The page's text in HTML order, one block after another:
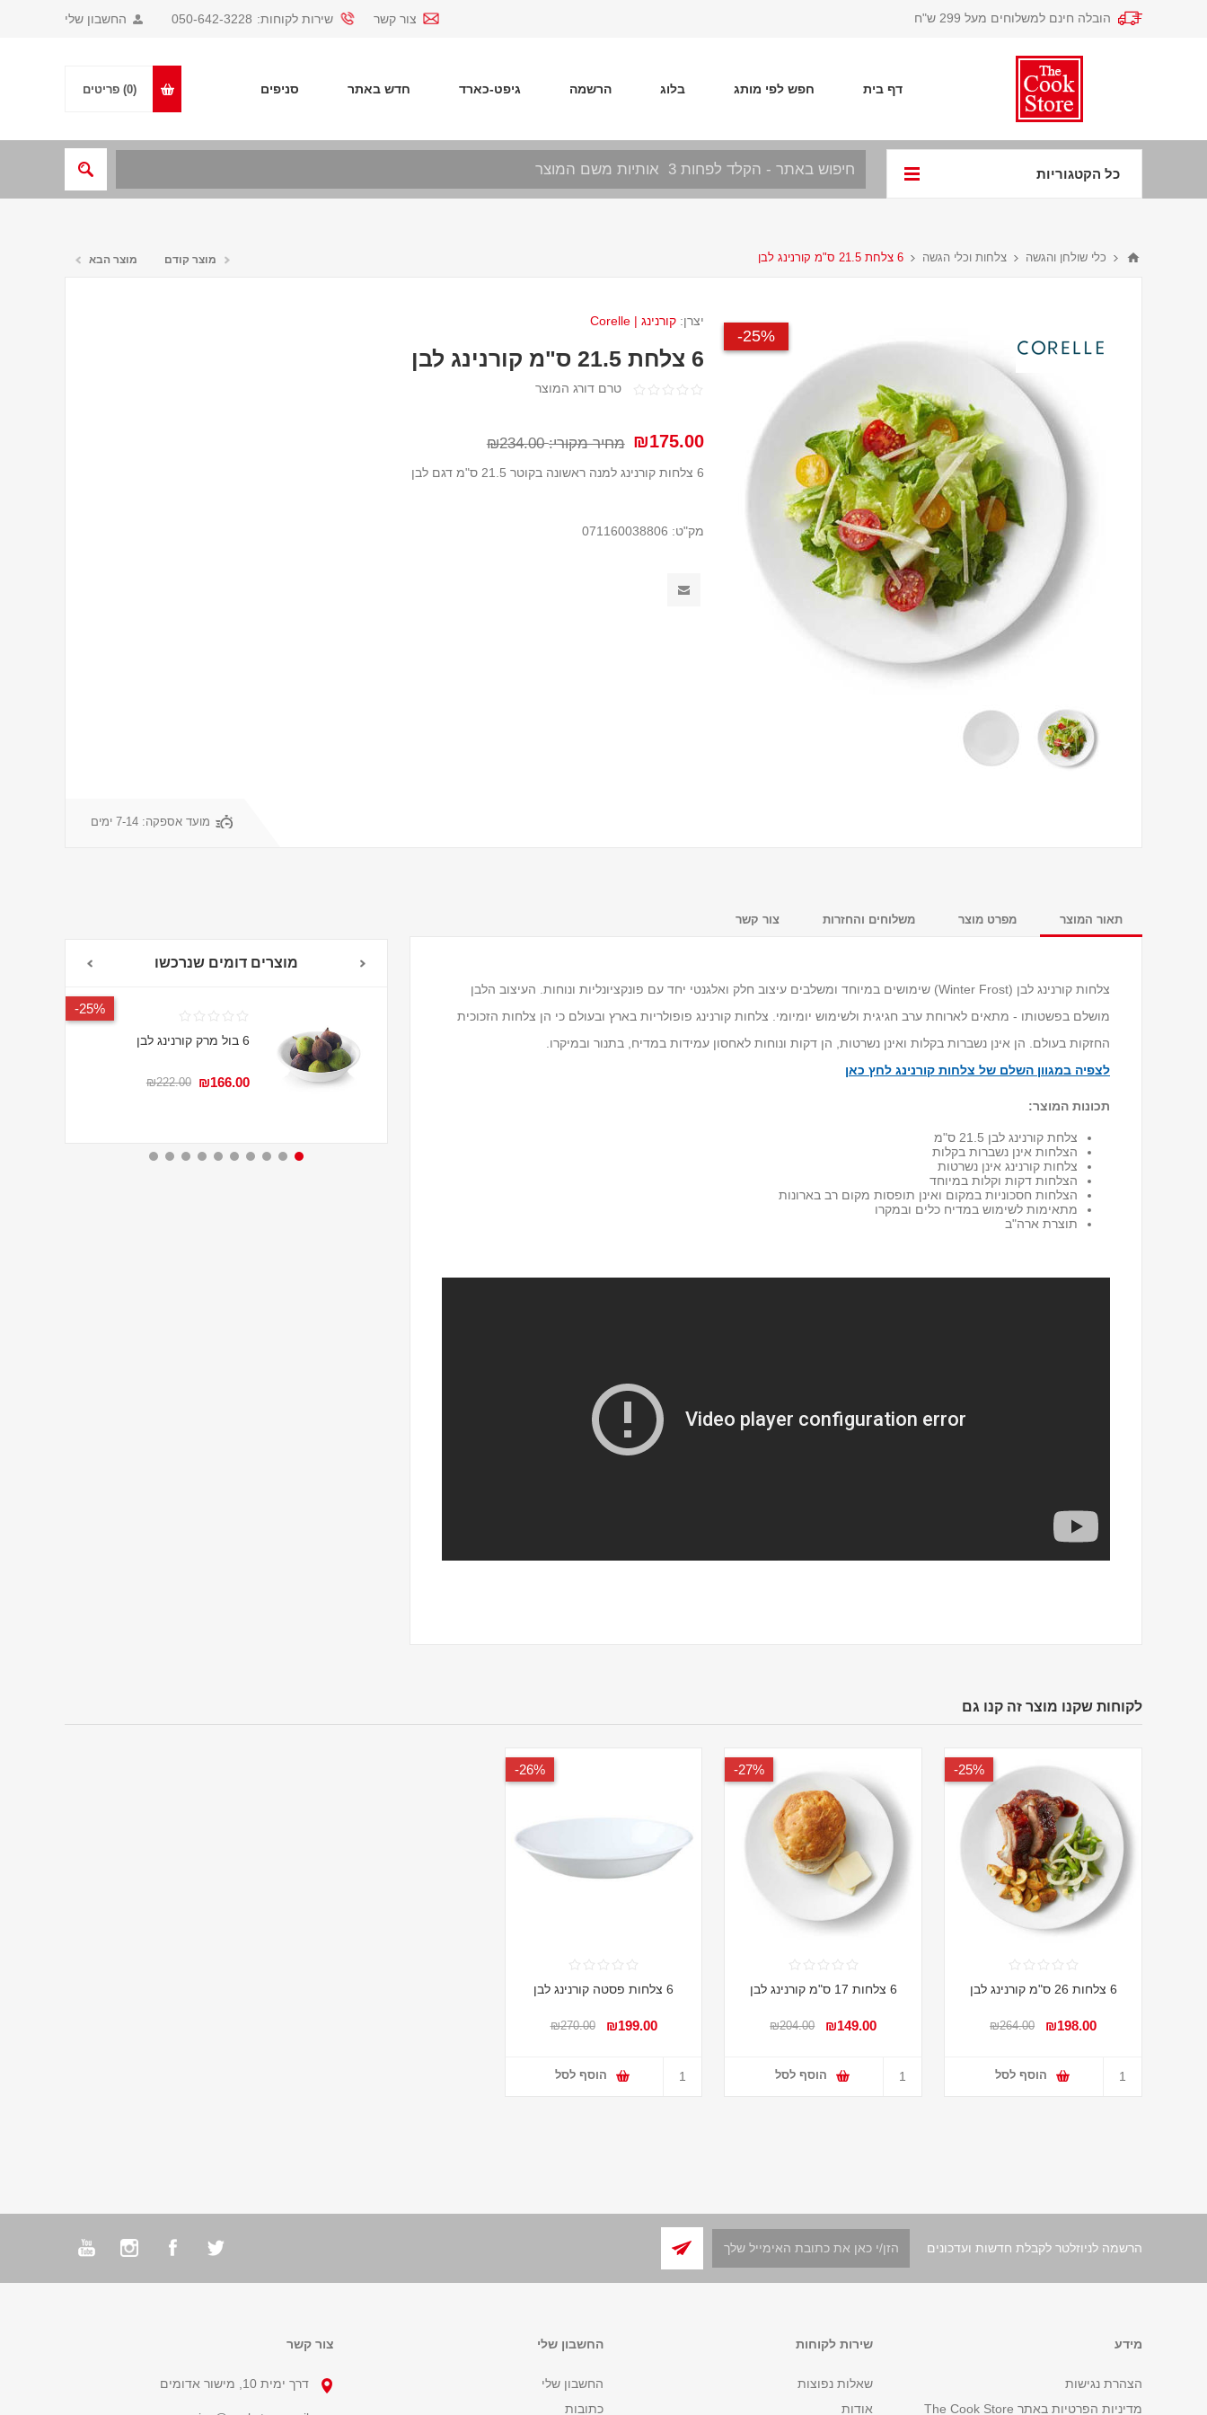
החשבון שלי צור קשר שירות לקוחות: 050-642-3228 הובלה חינם למשלוחים מעל 299 ש"ח
דף בית חפש לפי מותג בלוג הרשמה גיפט-כארד חדש באתר סניפים (0) פריטים
כל הקטגוריות
כלי שולחן והגשה צלחות וכלי הגשה 6 צלחת 21.5 ס"מ קורנינג לבן מוצר קודם מוצר הבא
25%-
יצרן: קורנינג | Corelle
6 צלחת 21.5 ס"מ קורנינג לבן
טרם דורג המוצר
₪175.00 מחיר מקורי: ₪234.00
6 צלחות קורנינג למנה ראשונה בקוטר 21.5 ס"מ דגם לבן
מק"ט: 071160038806
מועד אספקה: 7-14 ימים
תאור המוצר מפרט מוצר משלוחים והחזרות צור קשר
צלחות קורנינג לבן (Winter Frost) שימושים במיוחד ומשלבים עיצוב חלק ואלגנטי יחד עם פונקציונליות ונוחות. העיצוב הלבן
מושלם בפשטותו - מתאים לארוחת ערב חגיגית ולשימוש יומיומי. צלחות קורנינג פופולריות בארץ ובעולם כי הן צלחות הזכוכית
החזקות בעולם. הן אינן נשברות בקלות ואינן נשרטות, הן דקות ונוחות לאחסון עמידות במדיח, בתנור ובמיקרו.
לצפיה במגוון השלם של צלחות קורנינג לחץ כאן
תכונות המוצר:
צלחת קורנינג לבן 21.5 ס"מ
הצלחות אינן נשברות בקלות
צלחות קורנינג אינן נשרטות
הצלחות דקות וקלות במיוחד
הצלחות חסכוניות במקום ואינן תופסות מקום רב בארונות
מתאימות לשימוש במדיח כלים ובמקרו
תוצרת ארה"ב
מוצרים דומים שנרכשו
25%-
6 בול מרק קורנינג לבן
₪166.00
₪222.00
לקוחות שקנו מוצר זה קנו גם
25%-
6 צלחות 26 ס"מ קורנינג לבן
₪198.00
₪264.00
הוסף לסל
27%-
6 צלחות 17 ס"מ קורנינג לבן
₪149.00
₪204.00
הוסף לסל
26%-
6 צלחות פסטה קורנינג לבן
₪199.00
₪270.00
הוסף לסל
הרשמה לניוזלטר לקבלת חדשות ועדכונים
מידע
הצהרת נגישות
מדיניות הפרטיות באתר The Cook Store
שירות לקוחות
שאלות נפוצות
אודות
החשבון שלי
החשבון שלי
כתובות
צור קשר
דרך ימית 10, מישור אדומים